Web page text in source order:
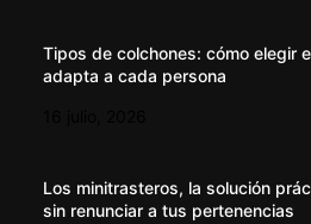
Tipos de colchones: cómo elegir
adapta a cada persona
Los minitrasteros, la solución
sin renunciar a tus pertenencias